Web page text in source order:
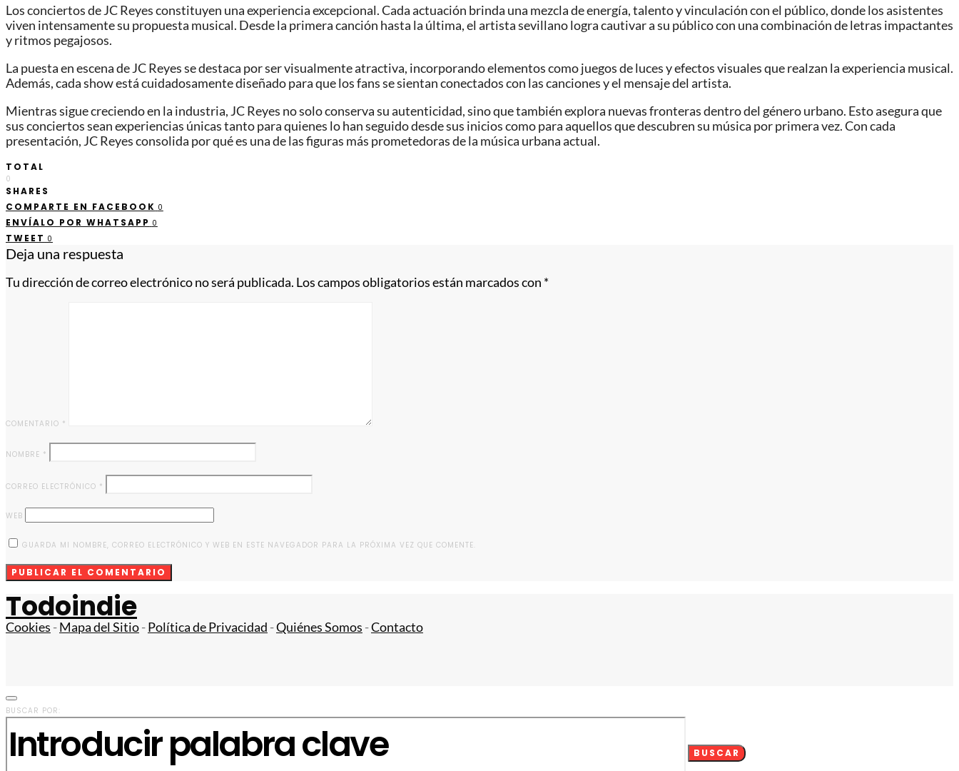
Los conciertos de JC Reyes constituyen una experiencia excepcional. Cada actuación brinda una mezcla de energía, talento y vinculación con el público, donde los asistentes
viven intensamente su propuesta musical. Desde la primera canción hasta la última, el artista sevillano logra cautivar a su público con una combinación de letras impactantes
y ritmos pegajosos.
La puesta en escena de JC Reyes se destaca por ser visualmente atractiva, incorporando elementos como juegos de luces y efectos visuales que realzan la experiencia musical.
Además, cada show está cuidadosamente diseñado para que los fans se sientan conectados con las canciones y el mensaje del artista.
Mientras sigue creciendo en la industria, JC Reyes no solo conserva su autenticidad, sino que también explora nuevas fronteras dentro del género urbano. Esto asegura que
sus conciertos sean experiencias únicas tanto para quienes lo han seguido desde sus inicios como para aquellos que descubren su música por primera vez. Con cada
presentación, JC Reyes consolida por qué es una de las figuras más prometedoras de la música urbana actual.
TOTAL
0
SHARES
COMPARTE EN FACEBOOK 0
ENVÍALO POR WHATSAPP 0
TWEET 0
Deja una respuesta
Tu dirección de correo electrónico no será publicada. Los campos obligatorios están marcados con *
COMENTARIO *
NOMBRE *
CORREO ELECTRÓNICO *
WEB
GUARDA MI NOMBRE, CORREO ELECTRÓNICO Y WEB EN ESTE NAVEGADOR PARA LA PRÓXIMA VEZ QUE COMENTE.
Todoindie
Cookies -Mapa del Sitio-Política de Privacidad -Quiénes Somos -Contacto
BUSCAR POR:
BUSCAR